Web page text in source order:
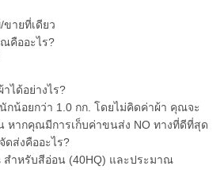
ขายที่เดียว
คืออะไร?
ได้อย่างไร?
กน้อยกว่า 1.0 กก. โดยไม่คิดค่าผ้า คุณจะ
หากคุณมีการเก็บค่าขนส่ง NO ทางที่ดีที่สุด
ดส่งคืออะไร?
สำหรับสีอ่อน (40HQ) และประมาณ